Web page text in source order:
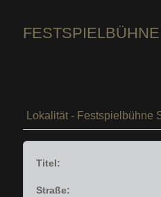
Lokalität - Festspielbühne
Titel:
Straße: